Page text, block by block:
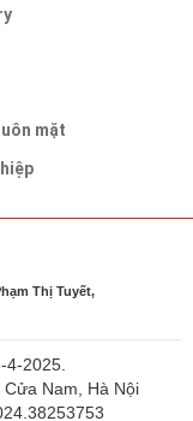
mặt
Thị Tuyết,
2025.
Nam, Hà Nội